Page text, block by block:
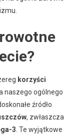
korzyści
naszego ogólnego
źródło
, zwłaszcza
3 . Te wyjątkowe